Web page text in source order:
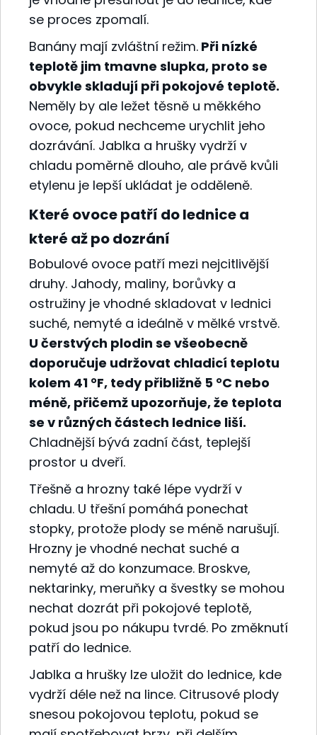
se proces zpomalí.
Banány mají zvláštní režim. Při nízké
teplotě jim tmavne slupka, proto se
obvykle skladují při pokojové teplotě.
Neměly by ale ležet těsně u měkkého
ovoce, pokud nechceme urychlit jeho
dozrávání. Jablka a hrušky vydrží v
chladu poměrně dlouho, ale právě kvůli
etylenu je lepší ukládat je odděleně.
Které ovoce patří do lednice a
které až po dozrání
Bobulové ovoce patří mezi nejcitlivější
druhy. Jahody, maliny, borůvky a
ostružiny je vhodné skladovat v lednici
suché, nemyté a ideálně v mělké vrstvě.
U čerstvých plodin se všeobecně
doporučuje udržovat chladicí teplotu
kolem 41 °F, tedy přibližně 5 °C nebo
méně, přičemž upozorňuje, že teplota
se v různých částech lednice liší.
Chladnější bývá zadní část, teplejší
prostor u dveří.
Třešně a hrozny také lépe vydrží v
chladu. U třešní pomáhá ponechat
stopky, protože plody se méně narušují.
Hrozny je vhodné nechat suché a
nemyté až do konzumace. Broskve,
nektarinky, meruňky a švestky se mohou
nechat dozrát při pokojové teplotě,
pokud jsou po nákupu tvrdé. Po změknutí
patří do lednice.
Jablka a hrušky lze uložit do lednice, kde
vydrží déle než na lince. Citrusové plody
snesou pokojovou teplotu, pokud se